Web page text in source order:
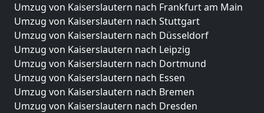
Umzug von Kaiserslautern nach Frankfurt am Main
Umzug von Kaiserslautern nach Stuttgart
Umzug von Kaiserslautern nach Düsseldorf
Umzug von Kaiserslautern nach Leipzig
Umzug von Kaiserslautern nach Dortmund
Umzug von Kaiserslautern nach Essen
Umzug von Kaiserslautern nach Bremen
Umzug von Kaiserslautern nach Dresden